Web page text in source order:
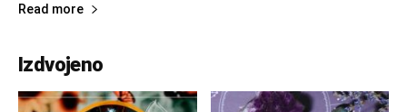
Read more
Izdvojeno